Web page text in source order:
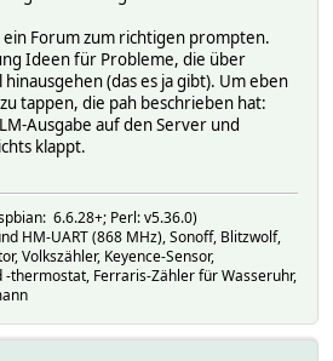
Forum zum richtigen prompten.
Ideen für Probleme, die über
(das es ja gibt). Um eben
tappen, die pah beschrieben hat:
Ausgabe auf den Server und
klappt.
6.6.28+; Perl: v5.36.0)
HM-UART (868 MHz), Sonoff, Blitzwolf,
Volkszähler, Keyence-Sensor,
thermostat, Ferraris-Zähler für Wasseruhr,